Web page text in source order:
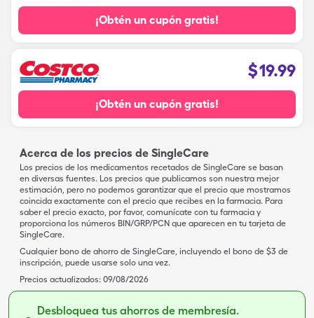
¡Obtén un cupón gratis!
$19.99
¡Obtén un cupón gratis!
Acerca de los precios de SingleCare
Los precios de los medicamentos recetados de SingleCare se basan
en diversas fuentes. Los precios que publicamos son nuestra mejor
estimación, pero no podemos garantizar que el precio que mostramos
coincida exactamente con el precio que recibes en la farmacia. Para
saber el precio exacto, por favor, comunícate con tu farmacia y
proporciona los números BIN/GRP/PCN que aparecen en tu tarjeta de
SingleCare.
Cualquier bono de ahorro de SingleCare, incluyendo el bono de $3 de
inscripción, puede usarse solo una vez.
Precios actualizados: 09/08/2026
Desbloquea tus ahorros de membresía.